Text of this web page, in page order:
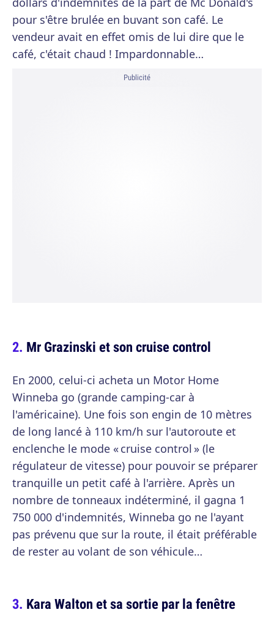
pour s'être brulée en buvant son café. Le
vendeur avait en effet omis de lui dire que le
café, c'était chaud ! Impardonnable…
Publicité
Mr Grazinski et son cruise control
En 2000, celui-ci acheta un Motor Home
Winneba go (grande camping-car à
l'américaine). Une fois son engin de 10 mètres
de long lancé à 110 km/h sur l'autoroute et
enclenche le mode « cruise control » (le
régulateur de vitesse) pour pouvoir se préparer
tranquille un petit café à l'arrière. Après un
nombre de tonneaux indéterminé, il gagna 1
750 000 d'indemnités, Winneba go ne l'ayant
pas prévenu que sur la route, il était préférable
de rester au volant de son véhicule…
Kara Walton et sa sortie par la fenêtre